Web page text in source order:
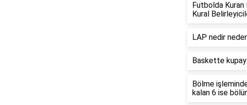
Futbolda Kuran
Kural
LAP nedir
Baskette
Bölme
kalan 6 ise